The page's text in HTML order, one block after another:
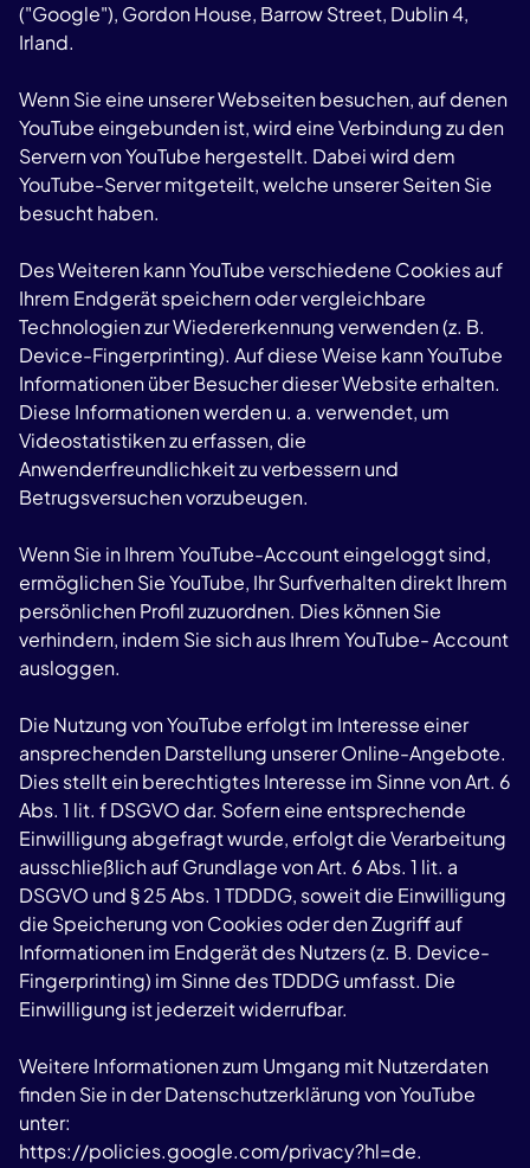
("Google"), Gordon House, Barrow Street, Dublin 4,
Irland.
Wenn Sie eine unserer Webseiten besuchen, auf denen
YouTube eingebunden ist, wird eine Verbindung zu den
Servern von YouTube hergestellt. Dabei wird dem
YouTube-Server mitgeteilt, welche unserer Seiten Sie
besucht haben.
Des Weiteren kann YouTube verschiedene Cookies auf
Ihrem Endgerät speichern oder vergleichbare
Technologien zur Wiedererkennung verwenden (z. B.
Device-Fingerprinting). Auf diese Weise kann YouTube
Informationen über Besucher dieser Website erhalten.
Diese Informationen werden u. a. verwendet, um
Videostatistiken zu erfassen, die
Anwenderfreundlichkeit zu verbessern und
Betrugsversuchen vorzubeugen.
Wenn Sie in Ihrem YouTube-Account eingeloggt sind,
ermöglichen Sie YouTube, Ihr Surfverhalten direkt Ihrem
persönlichen Profil zuzuordnen. Dies können Sie
verhindern, indem Sie sich aus Ihrem YouTube- Account
ausloggen.
Die Nutzung von YouTube erfolgt im Interesse einer
ansprechenden Darstellung unserer Online-Angebote.
Dies stellt ein berechtigtes Interesse im Sinne von Art. 6
Abs. 1 lit. f DSGVO dar. Sofern eine entsprechende
Einwilligung abgefragt wurde, erfolgt die Verarbeitung
ausschließlich auf Grundlage von Art. 6 Abs. 1 lit. a
DSGVO und § 25 Abs. 1 TDDDG, soweit die Einwilligung
die Speicherung von Cookies oder den Zugriff auf
Informationen im Endgerät des Nutzers (z. B. Device-
Fingerprinting) im Sinne des TDDDG umfasst. Die
Einwilligung ist jederzeit widerrufbar.
Weitere Informationen zum Umgang mit Nutzerdaten
finden Sie in der Datenschutzerklärung von YouTube
unter:
https://policies.google.com/privacy?hl=de.